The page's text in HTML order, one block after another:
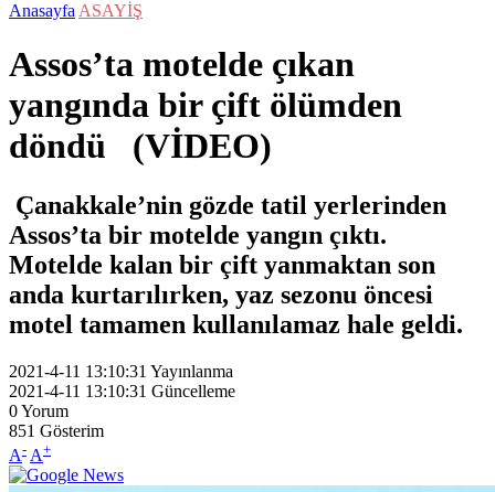
Anasayfa ASAYİŞ
Assos’ta motelde çıkan
yangında bir çift ölümden
döndü (VİDEO)
Çanakkale’nin gözde tatil yerlerinden
Assos’ta bir motelde yangın çıktı.
Motelde kalan bir çift yanmaktan son
anda kurtarılırken, yaz sezonu öncesi
motel tamamen kullanılamaz hale geldi.
2021-4-11 13:10:31 Yayınlanma
2021-4-11 13:10:31 Güncelleme
0Yorum
851 Gösterim
A- A+